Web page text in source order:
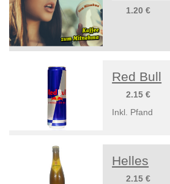
1.20 €
Red Bull
2.15 €
Inkl. Pfand
Helles
2.15 €